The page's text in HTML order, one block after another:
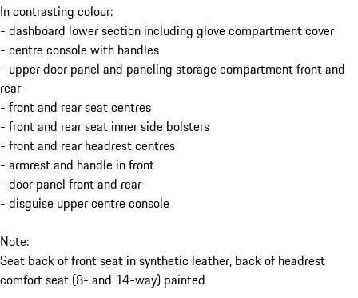
In contrasting colour:
- dashboard lower section including glove compartment cover
- centre console with handles
- upper door panel and paneling storage compartment front and
rear
- front and rear seat centres
- front and rear seat inner side bolsters
- front and rear headrest centres
- armrest and handle in front
- door panel front and rear
- disguise upper centre console
Note:
Seat back of front seat in synthetic leather, back of headrest
comfort seat (8- and 14-way) painted